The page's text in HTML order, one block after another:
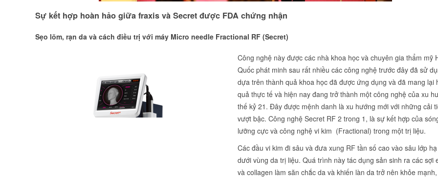
Sự kết hợp hoàn hảo giữa fraxis và Secret được FDA chứng nhận
Sẹo lõm, rạn da và cách điều trị với máy Micro needle Fractional RF (Secret)
Công nghệ này được các nhà khoa học và chuyên gia thẩm mỹ
Quốc phát minh sau rất nhiều các công nghệ trước đây đã sử
dựa trên thành quả khoa học đã được ứng dụng và đã mang lại
quả thực tế và hiện nay đang trở thành một công nghệ của xu
thế kỷ 21. Đây được mệnh danh là xu hướng mới với những cải
vượt bậc. Công nghệ Secret RF 2 trong 1, là sự kết hợp của
lưỡng cực và công nghệ vi kim (Fractional) trong một trị liệu.
Các đầu vi kim đi sâu và đưa xung RF tần số cao vào sâu lớp
dưới vùng da trị liệu. Quá trình này tác dụng sản sinh ra các sợi
và collagen làm săn chắc da và khiến làn da trở nên khỏe